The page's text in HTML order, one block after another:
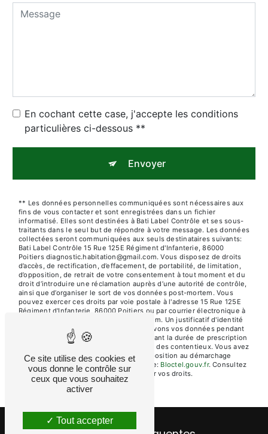
En cochant cette case, j'accepte les conditions
particulières ci-dessous **
Envoyer
** Les données personnelles communiquées sont nécessaires aux
fins de vous contacter et sont enregistrées dans un fichier
informatisé. Elles sont destinées à Bati Label Contrôle et ses sous-
traitants dans le seul but de répondre à votre message. Les données
collectées seront communiquées aux seuls destinataires suivants:
Bati Label Contrôle 15 Rue 125E Régiment d'Infanterie, 86000
Poitiers diagnostic.habitation@gmail.com. Vous disposez de droits
d’accès, de rectification, d’effacement, de portabilité, de limitation,
d’opposition, de retrait de votre consentement à tout moment et du
droit d’introduire une réclamation auprès d’une autorité de contrôle,
ainsi que d’organiser le sort de vos données post-mortem. Vous
pouvez exercer ces droits par voie postale à l'adresse 15 Rue 125E
Régiment d'Infanterie, 86000 Poitiers ou par courrier électronique à
l'adresse diagnostic.habitation@gmail.com. Un justificatif d'identité
pourra vous être demandé. Nous conservons vos données pendant
la période de prise de contact puis pendant la durée de prescription
légale aux fins probatoires et de gestion des contentieux. Vous avez
le droit de vous inscrire sur la liste d'opposition au démarchage
téléphonique, disponible à cette adresse:
Bloctel.gouv.fr. Consultez
le site cnil.fr pour plus d’informations sur vos droits.
Ce site utilise des cookies et
vous donne le contrôle sur
ceux que vous souhaitez
activer
Tout accepter